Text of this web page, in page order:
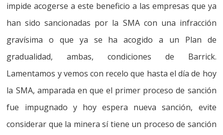
impide acogerse a este beneficio a las empresas que ya
han sido sancionadas por la SMA con una infracción
gravísima o que ya se ha acogido a un Plan de
gradualidad, ambas, condiciones de Barrick.
Lamentamos y vemos con recelo que hasta el día de hoy
la SMA, amparada en que el primer proceso de sanción
fue impugnado y hoy espera nueva sanción, evite
considerar que la minera sí tiene un proceso de sanción